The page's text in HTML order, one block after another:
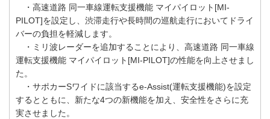
・高速道路 同一車線運転支援機能 マイパイロット[MI-
PILOT]を設定し、渋滞走行や長時間の巡航走行においてドライ
バーの負担を軽減します。
・ミリ波レーダーを追加することにより、高速道路 同一車線
運転支援機能 マイパイロット[MI-PILOT]の性能を向上させまし
た。
・サポカーSワイドに該当するe-Assist(運転支援機能)を設定
するとともに、新たな4つの新機能を加え、安全性をさらに充
実させました。